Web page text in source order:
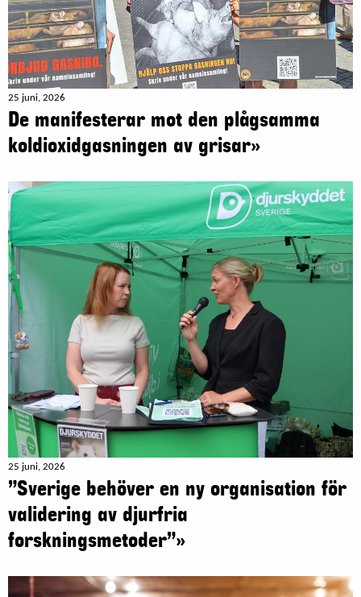
25 juni, 2026
De manifesterar mot den plågsamma
koldioxidgasningen av grisar»
25 juni, 2026
”Sverige behöver en ny organisation för
validering av djurfria
forskningsmetoder”»